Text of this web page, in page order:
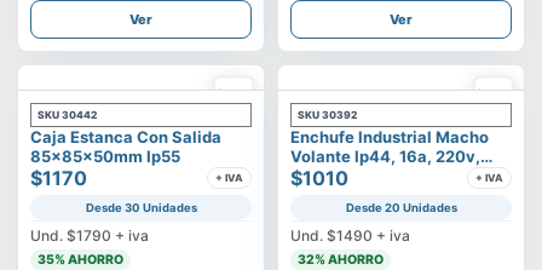
Ver Ver
SKU 30442
Caja Estanca Con Salida
85x85x50mm Ip55
$1170 + IVA
Desde 30 Unidades
Und. $1790 + iva
35% AHORRO
SKU 30392
Enchufe Industrial Macho
Volante Ip44, 16a, 220v,
2p+t
$1010 + IVA
Desde 20 Unidades
Und. $1490 + iva
32% AHORRO